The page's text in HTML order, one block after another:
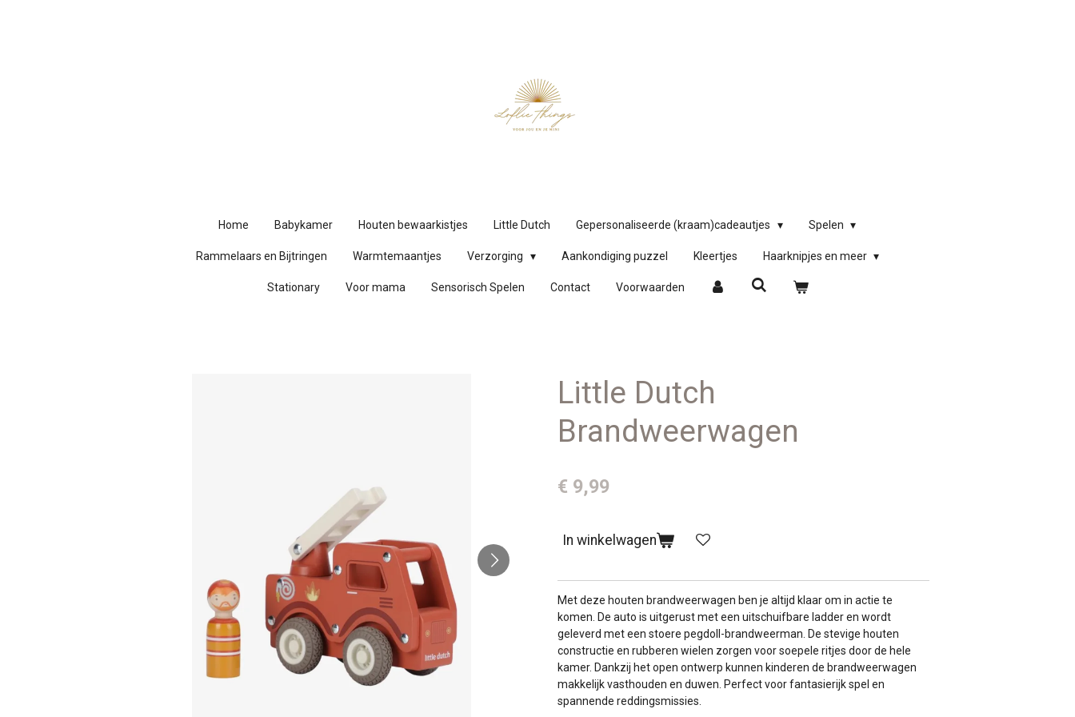
Home Babykamer Houten bewaarkistjes Little Dutch Gepersonaliseerde (kraam)cadeautjes Spelen
Rammelaars en Bijtringen Warmtemaantjes Verzorging Aankondiging puzzel Kleertjes Haarknipjes en meer
Stationary Voor mama Sensorisch Spelen Contact Voorwaarden
Little Dutch
Brandweerwagen
€ 9,99
In winkelwagen
Met deze houten brandweerwagen ben je altijd klaar om in actie te
komen. De auto is uitgerust met een uitschuifbare ladder en wordt
geleverd met een stoere pegdoll-brandweerman. De stevige houten
constructie en rubberen wielen zorgen voor soepele ritjes door de hele
kamer. Dankzij het open ontwerp kunnen kinderen de brandweerwagen
makkelijk vasthouden en duwen. Perfect voor fantasierijk spel en
spannende reddingsmissies.